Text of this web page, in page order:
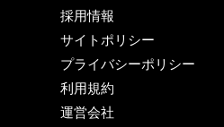
採用情報
サイトポリシー
プライバシーポリシー
利用規約
運営会社